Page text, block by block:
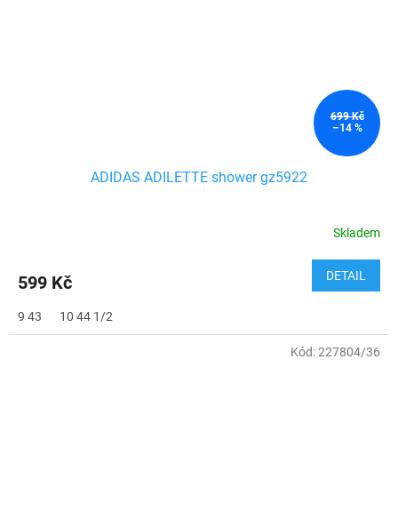
699 Kč
–14 %
ADIDAS ADILETTE shower gz5922
Skladem
599 Kč DETAIL
9 43 10 44 1/2
Kód:227804/36